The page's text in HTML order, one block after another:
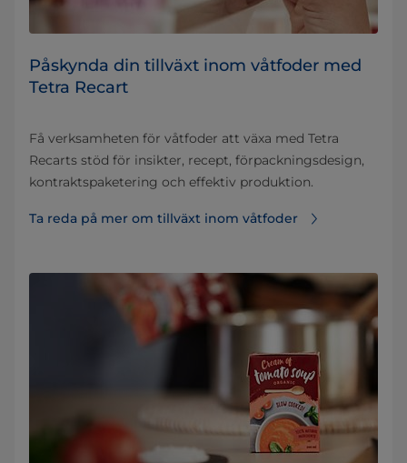
Påskynda din tillväxt inom våtfoder med
Tetra Recart
Få verksamheten för våtfoder att växa med Tetra
Recarts stöd för insikter, recept, förpackningsdesign,
kontraktspaketering och effektiv produktion.
Ta reda på mer om tillväxt inom våtfoder